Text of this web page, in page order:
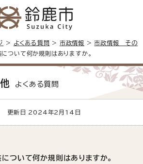
> よくある質問 > 市政情報 >市政情報 その
ついて何か規則はありますか。
よくある質問
更新日 2024年2月14日
ついて何か規則はありますか。